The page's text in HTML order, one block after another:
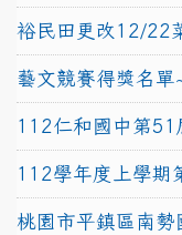
裕民田更改12/22
藝文競賽得獎名單
112仁和國中第51
112學年度上學
桃園市平鎮區南